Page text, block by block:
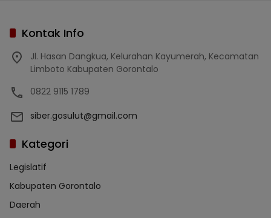
Kontak Info
Jl. Hasan Dangkua, Kelurahan Kayumerah, Kecamatan
Limboto Kabupaten Gorontalo
0822 9115 1789
siber.gosulut@gmail.com
Kategori
Legislatif
Kabupaten Gorontalo
Daerah